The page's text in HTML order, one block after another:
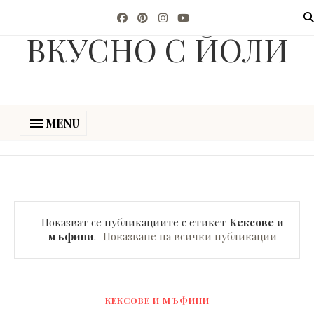
ВКУСНО С ЙОЛИ
MENU
Показват се публикациите с етикет Кексове и
мъфини. Показване на всички публикации
КЕКСОВЕ И МЪФИНИ